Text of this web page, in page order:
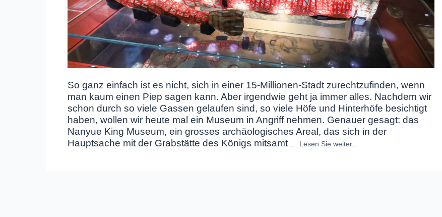
So ganz einfach ist es nicht, sich in einer 15-Millionen-Stadt zurechtzufinden, wenn
man kaum einen Piep sagen kann. Aber irgendwie geht ja immer alles. Nachdem wir
schon durch so viele Gassen gelaufen sind, so viele Höfe und Hinterhöfe besichtigt
haben, wollen wir heute mal ein Museum in Angriff nehmen. Genauer gesagt: das
Nanyue King Museum, ein grosses archäologisches Areal, das sich in der
Hauptsache mit der Grabstätte des Königs mitsamt
Lesen Sie weiter…